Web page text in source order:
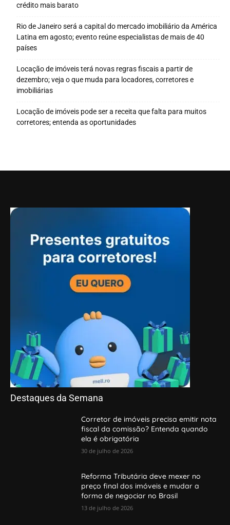
crédito mais barato
Rio de Janeiro será a capital do mercado imobiliário da América
Latina em agosto; evento reúne especialistas de mais de 40
países
Locação de imóveis terá novas regras fiscais a partir de
dezembro; veja o que muda para locadores, corretores e
imobiliárias
Locação de imóveis pode ser a receita que falta para muitos
corretores; entenda as oportunidades
Destaques da Semana
Corretor de imóveis precisa emitir nota
fiscal da comissão? Entenda quando
ela é obrigatória
30 de julho de 2026
Reforma Tributária deve mexer no
preço final dos imóveis e mudar a
forma de negociar no Brasil
13 de julho de 2026